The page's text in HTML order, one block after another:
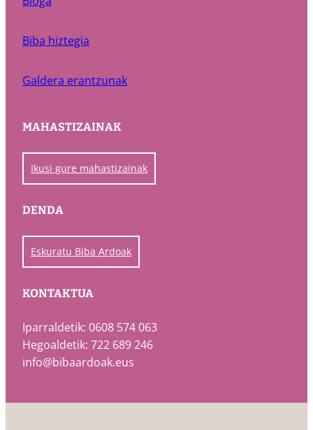
Biba hiztegia
Galdera erantzunak
MAHASTIZAINAK
Ikusi gure mahastizainak
DENDA
Eskuratu Biba Ardoak
KONTAKTUA
Iparraldetik: 0608 574 063
Hegoaldetik: 722 689 246
info@bibaardoak.eus